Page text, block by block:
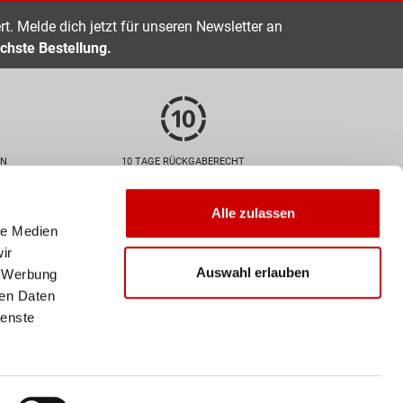
Medien
Daten
Alle zulassen
Auswahl erlauben
Melde dich jetzt für unseren Newsletter an
Bestellung.
10 TAGE RÜCKGABERECHT
Schweizer Post versendet. Ab